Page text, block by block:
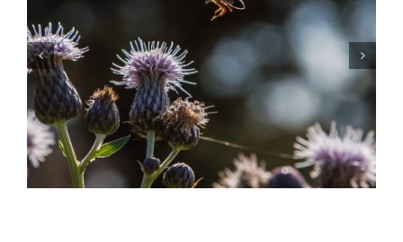
PIEK Training unterstützt Stichting
Jarige Job: Investition in das
Selbstvertrauen von Kindern